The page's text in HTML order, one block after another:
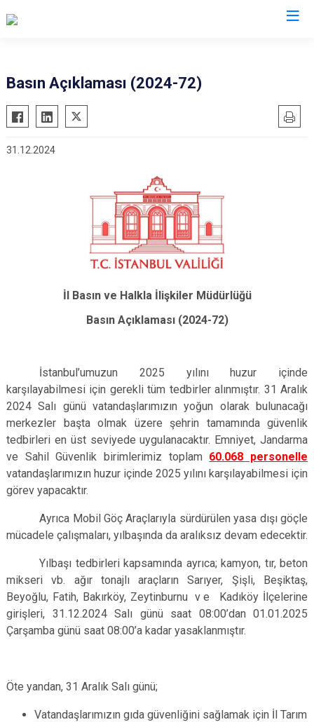
Basın Açıklaması (2024-72)
31.12.2024
İl Basın ve Halkla İlişkiler Müdürlüğü
Basın Açıklaması (2024-72)
İstanbul’umuzun 2025 yılını huzur içinde
karşılayabilmesi için gerekli tüm tedbirler alınmıştır. 31 Aralık
2024 Salı günü vatandaşlarımızın yoğun olarak bulunacağı
merkezler başta olmak üzere şehrin tamamında güvenlik
tedbirleri en üst seviyede uygulanacaktır. Emniyet, Jandarma
ve Sahil Güvenlik birimlerimiz toplam 60.068 personelle
vatandaşlarımızın huzur içinde 2025 yılını karşılayabilmesi için
görev yapacaktır.
Ayrıca Mobil Göç Araçlarıyla sürdürülen yasa dışı göçle
mücadele çalışmaları, yılbaşında da aralıksız devam edecektir.
Yılbaşı tedbirleri kapsamında ayrıca; kamyon, tır, beton
mikseri vb. ağır tonajlı araçların Sarıyer, Şişli, Beşiktaş,
Beyoğlu, Fatih, Bakırköy, Zeytinburnu ve Kadıköy İlçelerine
girişleri, 31.12.2024 Salı günü saat 08:00’dan 01.01.2025
Çarşamba günü saat 08:00’a kadar yasaklanmıştır.
Öte yandan, 31 Aralık Salı günü;
Vatandaşlarımızın gıda güvenliğini sağlamak için İl Tarım